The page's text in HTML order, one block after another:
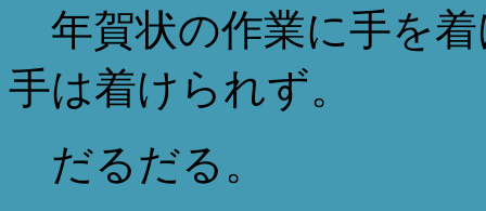
年賀状の作業に手を
手は着けられず。
だるだる。